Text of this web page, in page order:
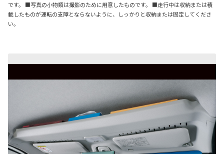
です。 ■写真の小物類は撮影のために用意したものです。 ■走行中は収納または積
載したものが運転の支障とならないように、しっかりと収納または固定してくださ
い。